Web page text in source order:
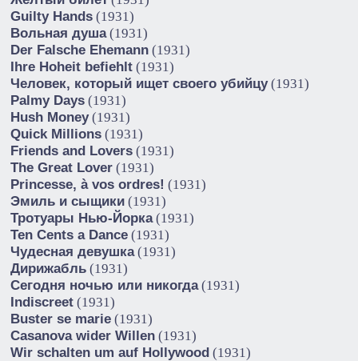
Guilty Hands (1931)
Вольная душа(1931)
Der Falsche Ehemann (1931)
Ihre Hoheit befiehlt (1931)
Человек, который ищет своего убийцу(1931)
Palmy Days (1931)
Hush Money(1931)
Quick Millions (1931)
Friends and Lovers (1931)
The Great Lover (1931)
Princesse, à vos ordres! (1931)
Эмиль и сыщики (1931)
Тротуары Нью-Йорка(1931)
Ten Cents a Dance (1931)
Чудесная девушка(1931)
Дирижабль (1931)
Сегодня ночью или никогда(1931)
Indiscreet (1931)
Buster se marie (1931)
Casanova wider Willen (1931)
Wir schalten um auf Hollywood (1931)